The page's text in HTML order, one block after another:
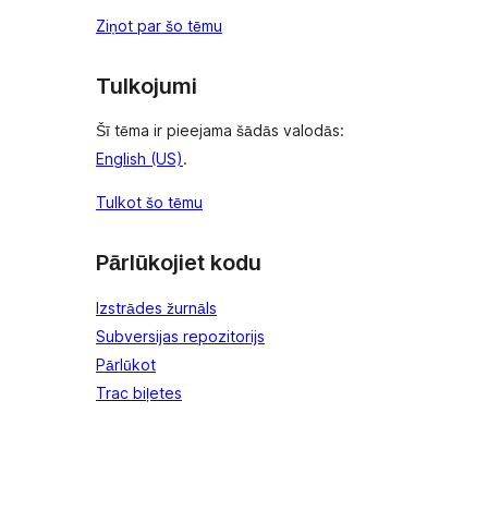
Ziņot par šo tēmu
Tulkojumi
Šī tēma ir pieejama šādās valodās:
English (US).
Tulkot šo tēmu
Pārlūkojiet kodu
Izstrādes žurnāls
Subversijas repozitorijs
Pārlūkot
Trac biļetes